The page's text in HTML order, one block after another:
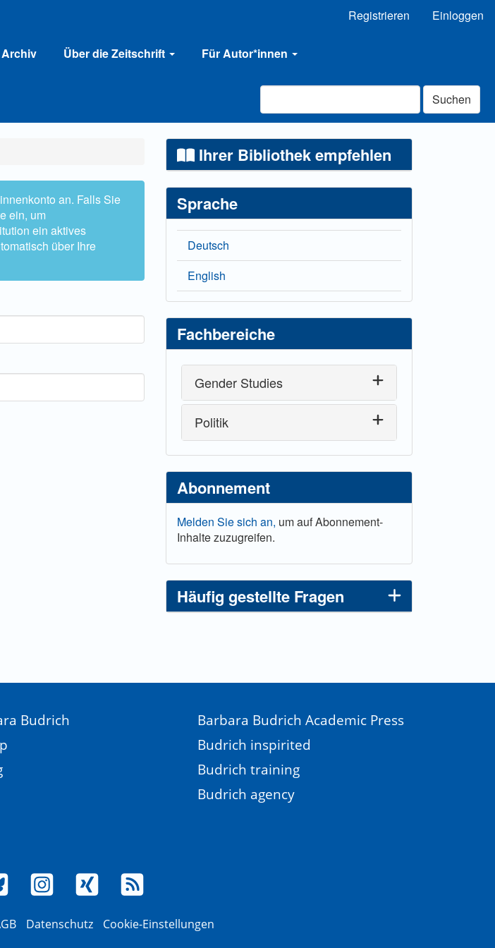
Registrieren Einloggen
Archiv Über die Zeitschrift Für Autor*innen
Suchen
an. Falls Sie
ein, um
ein aktives
über Ihre
Ihrer Bibliothek empfehlen
Sprache
Deutsch
English
Fachbereiche
Gender Studies
Politik
Abonnement
Melden Sie sich an, um auf Abonnement-
Inhalte zuzugreifen.
Häufig gestellte Fragen
Budrich
Barbara Budrich Academic Press
Budrich inspirited
Budrich training
Budrich agency
Datenschutz Cookie-Einstellungen